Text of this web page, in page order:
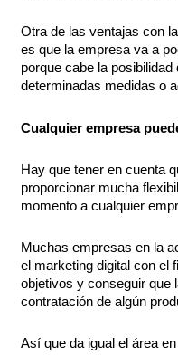
Otra de las ventajas con
es que la empresa va a
porque cabe la
determinadas medidas o
Cualquier empresa
Hay que tener en cuenta
proporcionar mucha
momento a cualquier
Muchas empresas en la
el marketing digital con el
objetivos y conseguir que
contratación de algún
Así que da igual el área